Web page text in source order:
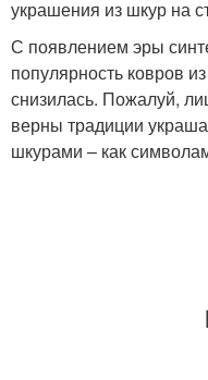
украшения из шкур на
С появлением эры
популярность ковров
снизилась. Пожалуй,
верны традиции
шкурами – как